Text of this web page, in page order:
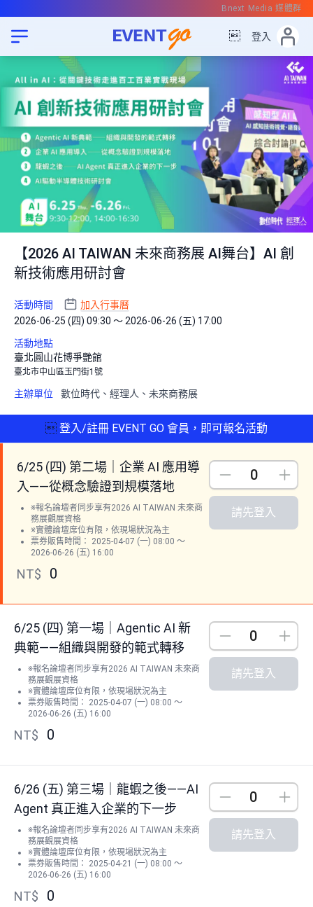
Bnext Media 媒體群
 登入
【2026 AI TAIWAN 未來商務展 AI舞台】AI 創
新技術應用研討會
活動時間
加入行事曆
2026-06-25 (四) 09:30 ～ 2026-06-26 (五) 17:00
活動地點
臺北圓山花博爭艷館
臺北市中山區玉門街1號
主辦單位 數位時代、經理人、未來商務展
 登入/註冊 EVENT GO 會員，即可報名活動
6/25 (四) 第二場｜企業 AI 應用導
入——從概念驗證到規模落地
※報名論壇者同步享有2026 AI TAIWAN 未來商
務展觀展資格
※實體論壇席位有限，依現場狀況為主
票券販售時間： 2025-04-07 (一) 08:00 ～
2026-06-26 (五) 16:00
NT$ 0
Down
請先登入
6/25 (四) 第一場｜Agentic AI 新
典範——組織與開發的範式轉移
※報名論壇者同步享有2026 AI TAIWAN 未來商
務展觀展資格
※實體論壇席位有限，依現場狀況為主
票券販售時間： 2025-04-07 (一) 08:00 ～
2026-06-26 (五) 16:00
NT$ 0
Down
請先登入
6/26 (五) 第三場｜龍蝦之後——AI
Agent 真正進入企業的下一步
※報名論壇者同步享有2026 AI TAIWAN 未來商
務展觀展資格
※實體論壇席位有限，依現場狀況為主
票券販售時間： 2025-04-21 (一) 08:00 ～
2026-06-26 (五) 16:00
NT$ 0
Down
請先登入